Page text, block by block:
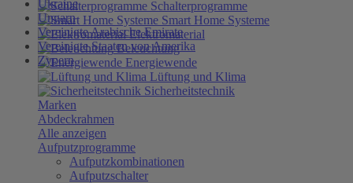
Ukraine
Ungarn
Vereinigte Arabische Emirate
Vereinigte Staaten von Amerika
Zypern
Schalterprogramme
Smart Home Systeme
Elektromaterial
Beleuchtung
Energiewende
Lüftung und Klima
Sicherheitstechnik
Marken
Abdeckrahmen
Alle anzeigen
Aufputzprogramme
Aufputzkombinationen
Aufputzschalter